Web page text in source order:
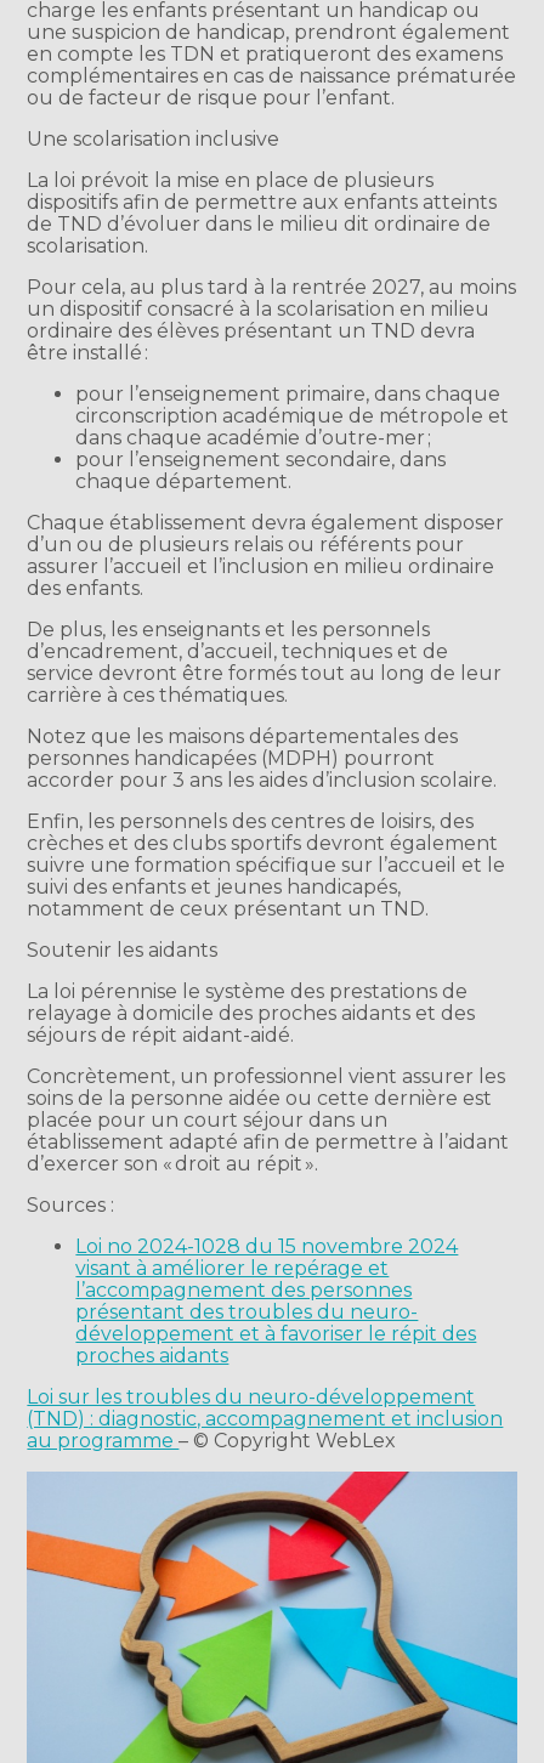
charge les enfants présentant un handicap ou
une suspicion de handicap, prendront également
en compte les TDN et pratiqueront des examens
complémentaires en cas de naissance prématurée
ou de facteur de risque pour l’enfant.
Une scolarisation inclusive
La loi prévoit la mise en place de plusieurs
dispositifs afin de permettre aux enfants atteints
de TND d’évoluer dans le milieu dit ordinaire de
scolarisation.
Pour cela, au plus tard à la rentrée 2027, au moins
un dispositif consacré à la scolarisation en milieu
ordinaire des élèves présentant un TND devra
être installé :
pour l’enseignement primaire, dans chaque
circonscription académique de métropole et
dans chaque académie d’outre-mer ;
pour l’enseignement secondaire, dans
chaque département.
Chaque établissement devra également disposer
d’un ou de plusieurs relais ou référents pour
assurer l’accueil et l’inclusion en milieu ordinaire
des enfants.
De plus, les enseignants et les personnels
d’encadrement, d’accueil, techniques et de
service devront être formés tout au long de leur
carrière à ces thématiques.
Notez que les maisons départementales des
personnes handicapées (MDPH) pourront
accorder pour 3 ans les aides d’inclusion scolaire.
Enfin, les personnels des centres de loisirs, des
crèches et des clubs sportifs devront également
suivre une formation spécifique sur l’accueil et le
suivi des enfants et jeunes handicapés,
notamment de ceux présentant un TND.
Soutenir les aidants
La loi pérennise le système des prestations de
relayage à domicile des proches aidants et des
séjours de répit aidant-aidé.
Concrètement, un professionnel vient assurer les
soins de la personne aidée ou cette dernière est
placée pour un court séjour dans un
établissement adapté afin de permettre à l’aidant
d’exercer son « droit au répit ».
Sources :
Loi no 2024-1028 du 15 novembre 2024
visant à améliorer le repérage et
l’accompagnement des personnes
présentant des troubles du neuro-
développement et à favoriser le répit des
proches aidants
Loi sur les troubles du neuro-développement
(TND) : diagnostic, accompagnement et inclusion
au programme– © Copyright WebLex